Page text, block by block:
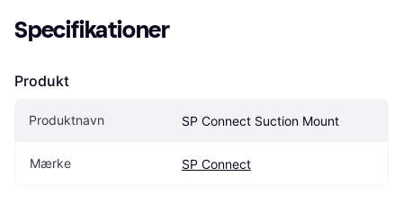
Specifikationer
Produkt
Produktnavn SP Connect Suction Mount
Mærke SP Connect